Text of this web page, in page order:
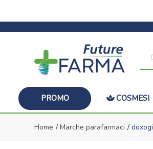
PROMO COSMESI
Home Marche parafarmaci